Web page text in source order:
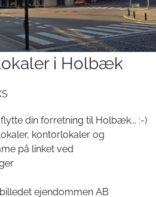
i Holbæk
din forretning til Holbæk... :-)
kontorlokaler og
på linket ved
ejendommen AB